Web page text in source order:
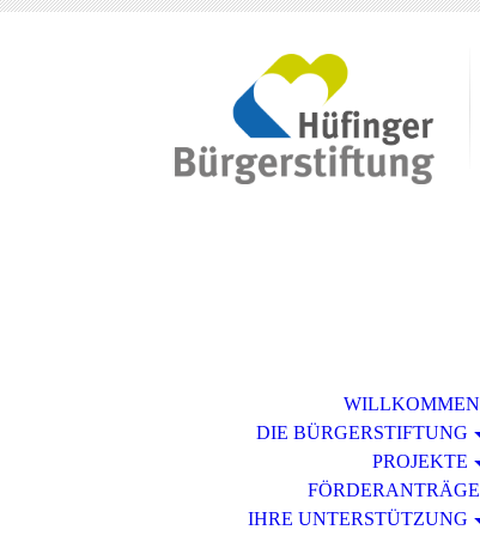
WILLKOMMEN
DIE BÜRGERSTIFTUNG
PROJEKTE
FÖRDERANTRÄGE
IHRE UNTERSTÜTZUNG